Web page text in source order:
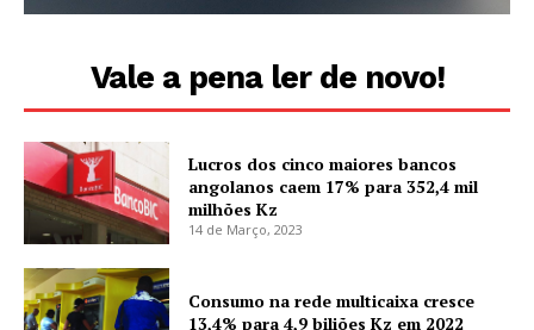
Vale a pena ler de novo!
Lucros dos cinco maiores bancos
angolanos caem 17% para 352,4 mil
milhões Kz
14 de Março, 2023
Consumo na rede multicaixa cresce
13,4% para 4,9 biliões Kz em 2022